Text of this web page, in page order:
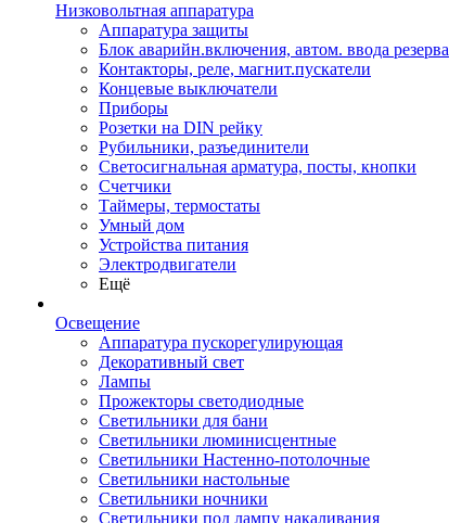
Низковольтная аппаратура
Аппаратура защиты
Блок аварийн.включения, автом. ввода резерва
Контакторы, реле, магнит.пускатели
Концевые выключатели
Приборы
Розетки на DIN рейку
Рубильники, разъединители
Светосигнальная арматура, посты, кнопки
Счетчики
Таймеры, термостаты
Умный дом
Устройства питания
Электродвигатели
Ещё
Освещение
Аппаратура пускорегулирующая
Декоративный свет
Лампы
Прожекторы светодиодные
Светильники для бани
Светильники люминисцентные
Светильники Настенно-потолочные
Светильники настольные
Светильники ночники
Светильники под лампу накаливания